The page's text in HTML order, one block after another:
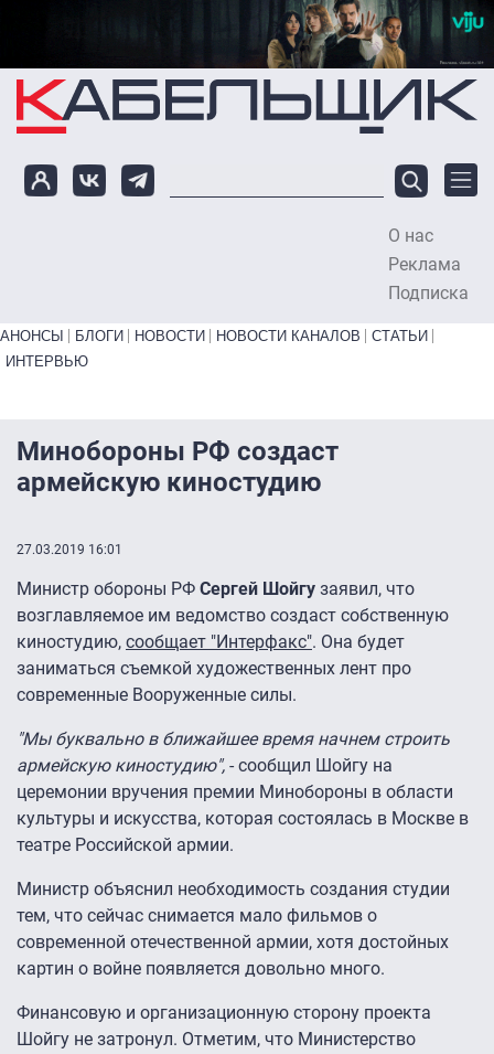
Перейти к основному содержанию
О нас
Реклама
Подписка
Primary links bottom
АНОНСЫ БЛОГИ НОВОСТИ НОВОСТИ КАНАЛОВ
СТАТЬИ
ИНТЕРВЬЮ
Минобороны РФ создаст
армейскую киностудию
27.03.2019 16:01
Министр обороны РФ Сергей Шойгу заявил, что
возглавляемое им ведомство создаст собственную
киностудию, сообщает "Интерфакс". Она будет
заниматься съемкой художественных лент про
современные Вооруженные силы.
"Мы буквально в ближайшее время начнем строить
армейскую киностудию", - сообщил Шойгу на
церемонии вручения премии Минобороны в области
культуры и искусства, которая состоялась в Москве в
театре Российской армии.
Министр объяснил необходимость создания студии
тем, что сейчас снимается мало фильмов о
современной отечественной армии, хотя достойных
картин о войне появляется довольно много.
Финансовую и организационную сторону проекта
Шойгу не затронул. Отметим, что Министерство